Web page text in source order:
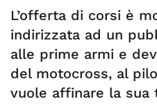
L’offerta di corsi è
indirizzata ad un
alle prime armi e
del motocross, al
vuole affinare la sua